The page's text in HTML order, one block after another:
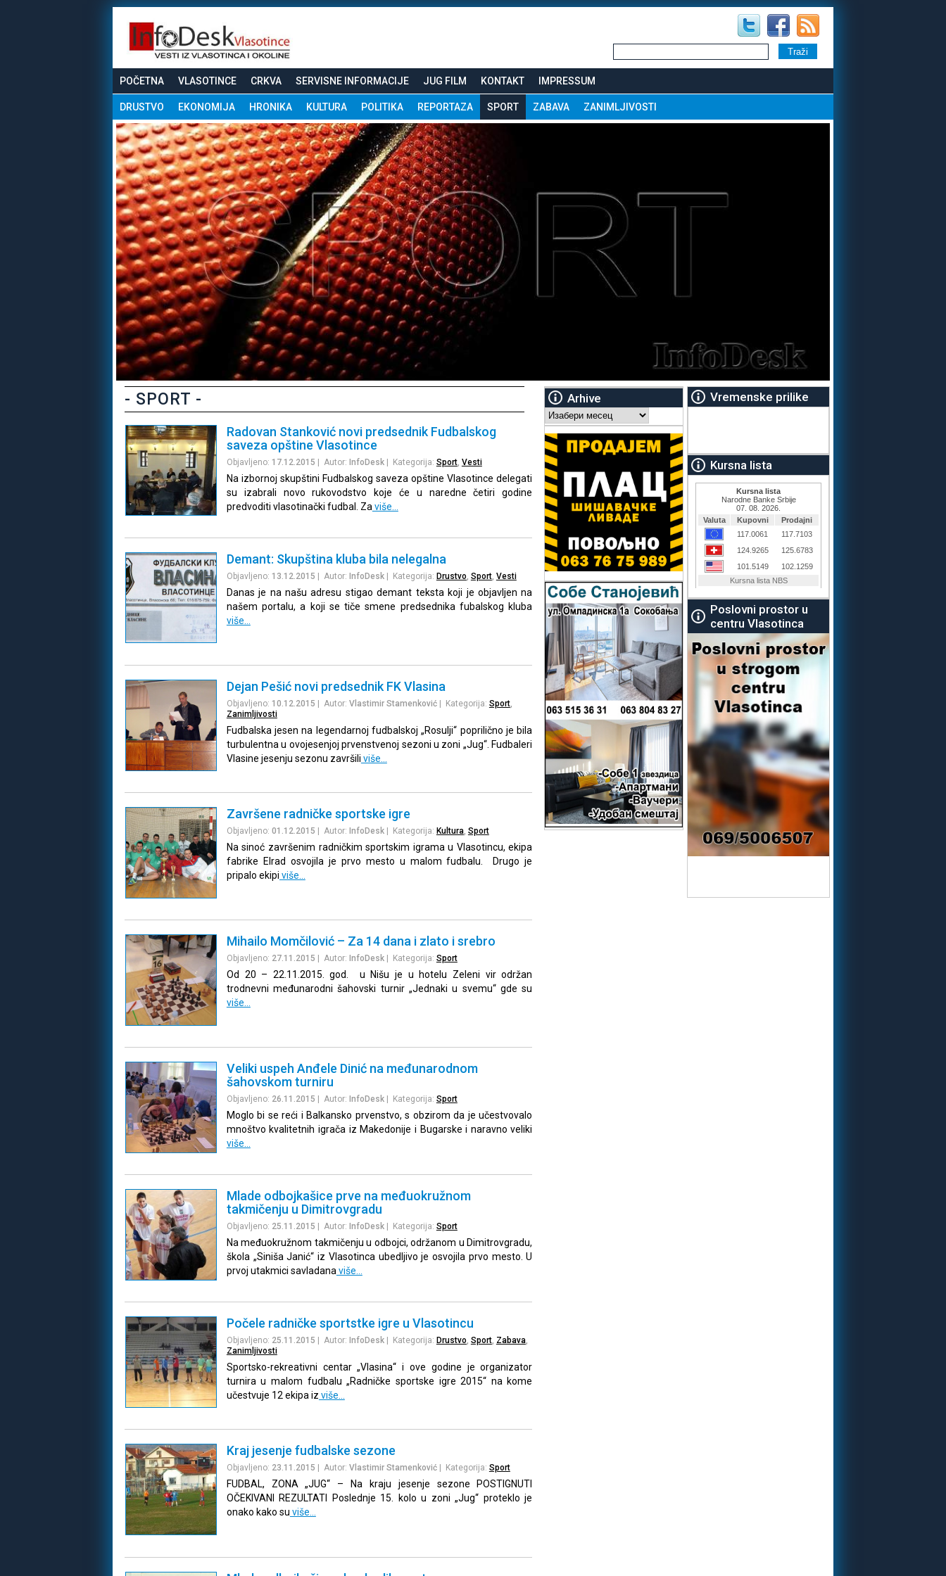
POČETNA VLASOTINCE CRKVA SERVISNE INFORMACIJE JUG FILM KONTAKT IMPRESSUM
DRUSTVO EKONOMIJA HRONIKA KULTURA POLITIKA REPORTAZA SPORT ZABAVA ZANIMLJIVOSTI
- SPORT -
Radovan Stanković novi predsednik Fudbalskog
saveza opštine Vlasotince
Objavljeno: 17.12.2015 | Autor: InfoDesk| Kategorija: Sport, Vesti
Na izbornoj skupštini Fudbalskog saveza opštine Vlasotince delegati
su izabrali novo rukovodstvo koje će u naredne četiri godine
predvoditi vlasotinački fudbal. Za više…
Demant: Skupština kluba bila nelegalna
Objavljeno: 13.12.2015 | Autor: InfoDesk| Kategorija: Drustvo Sport, Vesti
Danas je na našu adresu stigao demant teksta koji je objavljen na
našem portalu, a koji se tiče smene predsednika fubalskog kluba
više…
Dejan Pešić novi predsednik FK Vlasina
Objavljeno: 10.12.2015 | Autor: Vlastimir Stamenković| Kategorija: Sport,
Zanimljivosti
Fudbalska jesen na legendarnoj fudbalskoj „Rosulji“ poprilično je bila
turbulentna u ovojesenjoj prvenstvenoj sezoni u zoni „Jug“. Fudbaleri
Vlasine jesenju sezonu završili više…
Završene radničke sportske igre
Objavljeno: 01.12.2015 | Autor: InfoDesk| Kategorija: Kultura, Sport
Na sinoć završenim radničkim sportskim igrama u Vlasotincu, ekipa
fabrike Elrad osvojila je prvo mesto u malom fudbalu. Drugo je
pripalo ekipi više…
Mihailo Momčilović – Za 14 dana i zlato i srebro
Objavljeno: 27.11.2015 | Autor: InfoDesk| Kategorija: Sport
Od 20 – 22.11.2015. god. u Nišu je u hotelu Zeleni vir održan
trodnevni međunarodni šahovski turnir „Jednaki u svemu“ gde su
više…
Veliki uspeh Anđele Dinić na međunarodnom
šahovskom turniru
Objavljeno: 26.11.2015 | Autor: InfoDesk| Kategorija: Sport
Moglo bi se reći i Balkansko prvenstvo, s obzirom da je učestvovalo
mnoštvo kvalitetnih igrača iz Makedonije i Bugarske i naravno veliki
više…
Mlade odbojkašice prve na međuokružnom
takmičenju u Dimitrovgradu
Objavljeno: 25.11.2015 | Autor: InfoDesk| Kategorija: Sport
Na međuokružnom takmičenju u odbojci, održanom u Dimitrovgradu,
škola „Siniša Janić“ iz Vlasotinca ubedljivo je osvojila prvo mesto. U
prvoj utakmici savladanaviše…
Počele radničke sportstke igre u Vlasotincu
Objavljeno: 25.11.2015 | Autor: InfoDesk| Kategorija: Drustvo, Sport, Zabava,
Zanimljivosti
Sportsko-rekreativni centar „Vlasina“ i ove godine je organizator
turnira u malom fudbalu „Radničke sportske igre 2015“ na kome
učestvuje 12 ekipa iz više…
Kraj jesenje fudbalske sezone
Objavljeno: 23.11.2015 | Autor: Vlastimir Stamenković| Kategorija: Sport
FUDBAL, ZONA „JUG“ – Na kraju jesenje sezone POSTIGNUTI
OČEKIVANI REZULTATI Poslednje 15. kolo u zoni „Jug“ proteklo je
onako kako su više…
Arhive
Arhive
Vremenske prilike
Kursna lista
Poslovni prostor u
centru Vlasotinca